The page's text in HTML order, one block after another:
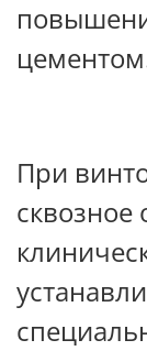
При
сквозное